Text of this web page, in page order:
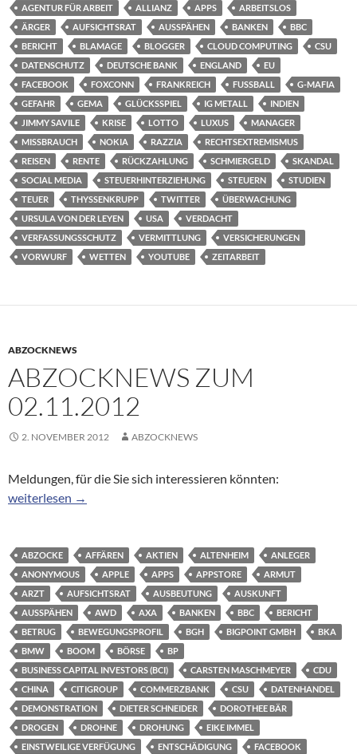
AGENTUR FÜR ARBEIT ALLIANZ APPS
ARBEITSLOS
ÄRGER
AUFSICHTSRAT AUSSPÄHEN BANKEN
BBC
BERICHT
BLAMAGE BLOGGER CLOUD COMPUTING
CSU
DATENSCHUTZ
DEUTSCHE BANK ENGLAND
EU
FACEBOOK
FOXCONN FRANKREICH FUSSBALL
G-MAFIA
GEFAHR
GEMA GLÜCKSSPIEL IG METALL
INDIEN
JIMMY SAVILE
KRISE LOTTO LUXUS
MANAGER
MISSBRAUCH
NOKIA RAZZIA
RECHTSEXTREMISMUS
REISEN
RENTE RÜCKZAHLUNG SCHMIERGELD
SKANDAL
SOCIAL MEDIA
STEUERHINTERZIEHUNG STEUERN
STUDIEN
TEUER
THYSSENKRUPP TWITTER
ÜBERWACHUNG
URSULA VON DER LEYEN
USA
VERDACHT
VERFASSUNGSSCHUTZ
VERMITTLUNG
VERSICHERUNGEN
VORWURF
WETTEN YOUTUBE ZEITARBEIT
ABZOCKNEWS
ABZOCKNEWS ZUM
02.11.2012
2. NOVEMBER 2012 ABZOCKNEWS
Meldungen, für die Sie sich interessieren könnten:
Abzocknews zum 02.11.2012
weiterlesen →
ABZOCKE AFFÄREN AKTIEN ALTENHEIM
ANLEGER
ANONYMOUS
APPLE APPS APPSTORE
ARMUT
ARZT
AUFSICHTSRAT AUSBEUTUNG
AUSKUNFT
AUSSPÄHEN
AWD AXA BANKEN BBC
BERICHT
BETRUG
BEWEGUNGSPROFIL BGH BIGPOINT GMBH
BKA
BMW
BOOM BÖRSE
BP
BUSINESS CAPITAL INVESTORS (BCI)
CARSTEN MASCHMEYER
CDU
CHINA
CITIGROUP COMMERZBANK CSU
DATENHANDEL
DEMONSTRATION
DIETER SCHNEIDER
DOROTHEE BÄR
DROGEN
DROHNE DROHUNG
EIKE IMMEL
EINSTWEILIGE VERFÜGUNG
ENTSCHÄDIGUNG
FACEBOOK